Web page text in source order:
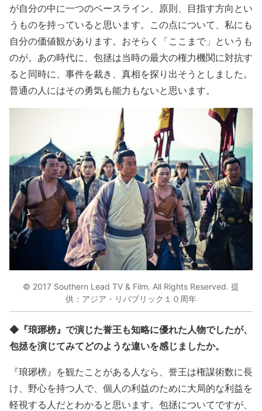
が自分の中に一つのベースライン、原則、目指す方向とい
うものを持っていると思います。この点について、私にも
自分の価値観があります。おそらく「ここまで」というも
のが。あの時代に、包拯は当時の最大の権力機関に対抗す
ると同時に、事件を裁き、真相を探り出そうとしました。
普通の人にはその勇気も能力もないと思います。
© 2017 Southern Lead TV & Film. All Rights Reserved. 提
供：アジア・リパブリック１０周年
◆『琅琊榜』で演じた誉王も知略に優れた人物でしたが、
包拯を演じてみてどのような違いを感じましたか。
『琅琊榜』を観たことがある人なら、誉王は権謀術数に長
け、野心を持つ人で、個人の利益のために大局的な利益を
軽視する人だとわかると思います。包拯についてですが、